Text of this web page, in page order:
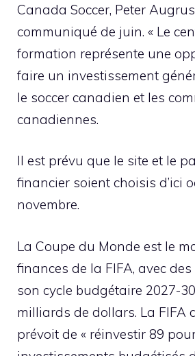
Canada Soccer, Peter
communiqué de juin. « Le
formation représente une
faire un investissement
le soccer canadien et les
canadiennes.
Il est prévu que le site et le
financier soient choisis d’ici
novembre.
La Coupe du Monde est le
finances de la FIFA, avec
son cycle budgétaire 2027-
milliards de dollars. La FIFA
prévoit de « réinvestir 89